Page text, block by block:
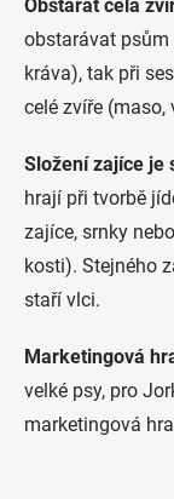
Obstarat celá
obstarávat psům
kráva), tak při
celé zvíře
Složení zajíce je
hrají při tvorbě
zajíce, srnky
kosti). Stejného
staří vlci.
Marketingová
velké psy, pro
marketingová